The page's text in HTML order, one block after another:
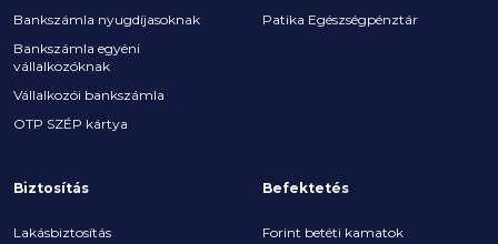
Bankszámla nyugdíjasoknak
Bankszámla egyéni
vállalkozóknak
Vállalkozói bankszámla
OTP SZÉP kártya
Patika Egészségpénztár
Biztosítás
Lakásbiztosítás
Befektetés
Forint betéti kamatok